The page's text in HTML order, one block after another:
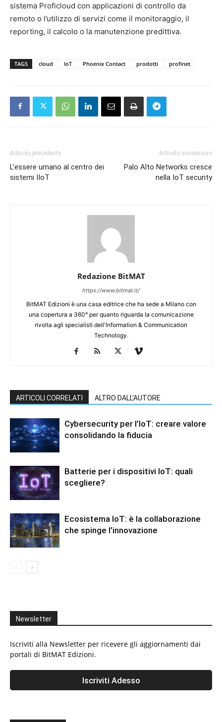
sistema Proficloud con applicazioni di controllo da
remoto o l’utilizzo di servizi come il monitoraggio, il
reporting, il calcolo o la manutenzione predittiva.
TAGS cloud IoT Phoenix Contact prodotti profinet
Articolo precedente
L’essere umano al centro dei
sistemi IIoT
Articolo successivo
Palo Alto Networks cresce
nella IoT security
Redazione BitMAT
https://www.bitmat.it/
BitMAT Edizioni è una casa editrice che ha sede a Milano con
una copertura a 360° per quanto riguarda la comunicazione
rivolta agli specialisti dell'lnformation & Communication
Technology.
ARTICOLI CORRELATI ALTRO DALL'AUTORE
Cybersecurity per l’IoT: creare valore
consolidando la fiducia
Batterie per i dispositivi IoT: quali
scegliere?
Ecosistema IoT: è la collaborazione
che spinge l’innovazione
Newsletter
Iscriviti alla Newsletter per ricevere gli aggiornamenti dai
portali di BitMAT Edizioni.